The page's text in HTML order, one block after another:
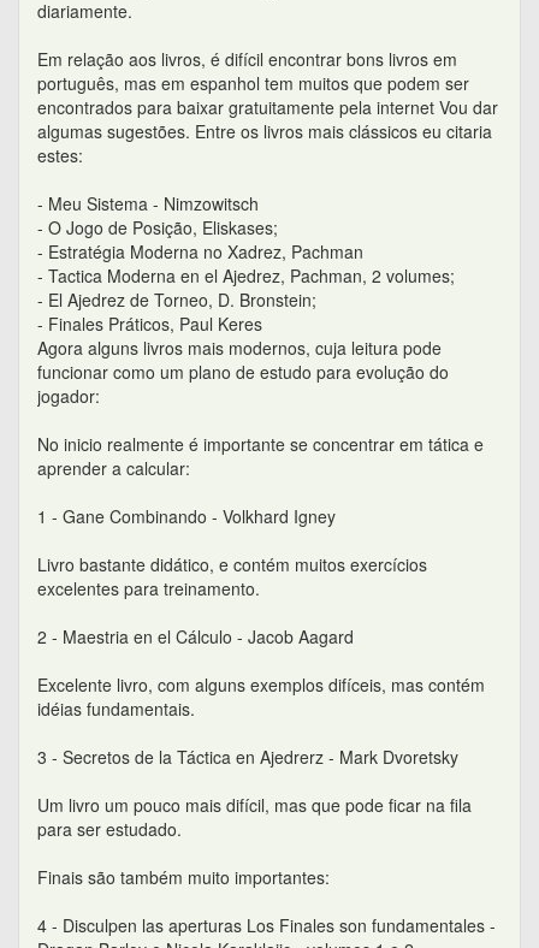
diariamente.
Em relação aos livros, é difícil encontrar bons livros em
português, mas em espanhol tem muitos que podem ser
encontrados para baixar gratuitamente pela internet Vou dar
algumas sugestões. Entre os livros mais clássicos eu citaria
estes:
- Meu Sistema - Nimzowitsch
- O Jogo de Posição, Eliskases;
- Estratégia Moderna no Xadrez, Pachman
- Tactica Moderna en el Ajedrez, Pachman, 2 volumes;
- El Ajedrez de Torneo, D. Bronstein;
- Finales Práticos, Paul Keres
Agora alguns livros mais modernos, cuja leitura pode
funcionar como um plano de estudo para evolução do
jogador:
No inicio realmente é importante se concentrar em tática e
aprender a calcular:
1 - Gane Combinando - Volkhard Igney
Livro bastante didático, e contém muitos exercícios
excelentes para treinamento.
2 - Maestria en el Cálculo - Jacob Aagard
Excelente livro, com alguns exemplos difíceis, mas contém
idéias fundamentais.
3 - Secretos de la Táctica en Ajedrerz - Mark Dvoretsky
Um livro um pouco mais difícil, mas que pode ficar na fila
para ser estudado.
Finais são também muito importantes:
4 - Disculpen las aperturas Los Finales son fundamentales -